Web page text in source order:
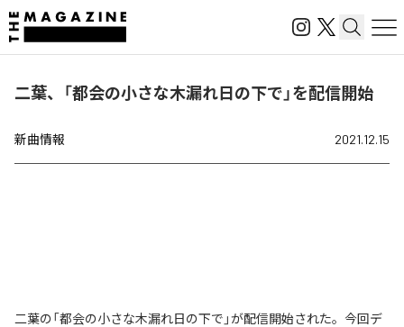
二葉、「都会の小さな木漏れ日の下で」を配信開始
新曲情報 2021.12.15
二葉の「都会の小さな木漏れ日の下で」が配信開始された。今回デ